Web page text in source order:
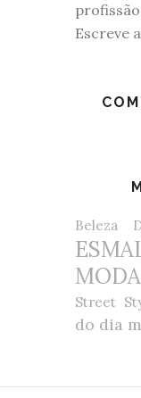
Escreve
Beleza
MODA
Street
do dia